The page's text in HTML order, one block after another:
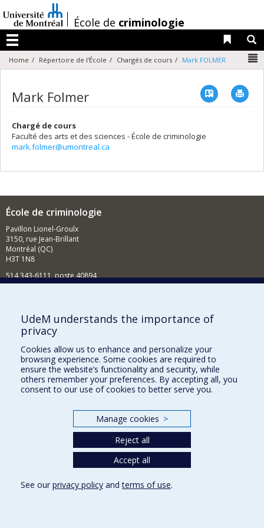
au
contenu
/École de criminologie
Menu
Liens
Home Répertoire de l'École Chargés de cours Mark FOLMER
Mark Folmer Vcard
Chargé de cours
Faculté des arts et des sciences - École de criminologie
mark.folmer@umontreal.ca
École de criminologie
Pavillon Lionel-Groulx
3150, rue Jean-Brillant
Montréal (QC)
H3T 1N8
514 343-6111, poste 40894
Comment soutenir l'École?
BESOIN D'AIDE?
Plan du site
Signaler une erreur
Accessibilité
Nos départements et écoles
UdeM understands the importance of
privacy
Cookies allow us to enhance and personalize your
browsing experience. Some cookies are required to
ensure the website’s functionality and security, while
others remember your preferences. By accepting all, you
consent to our use of cookies to better serve you.
Manage cookies >
Reject all
Accept all
See our privacy policy andterms of use.